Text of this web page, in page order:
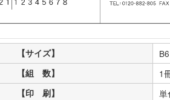
【サイズ】 B6
【組 数】 1
【印 刷】 単